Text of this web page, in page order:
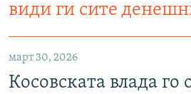
види ги сите
март 30, 2026
Косовската влада го